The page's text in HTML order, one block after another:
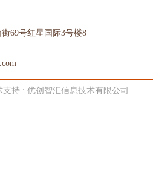
69号红星国际3号楼8
支持 : 优创智汇信息技术有限公司